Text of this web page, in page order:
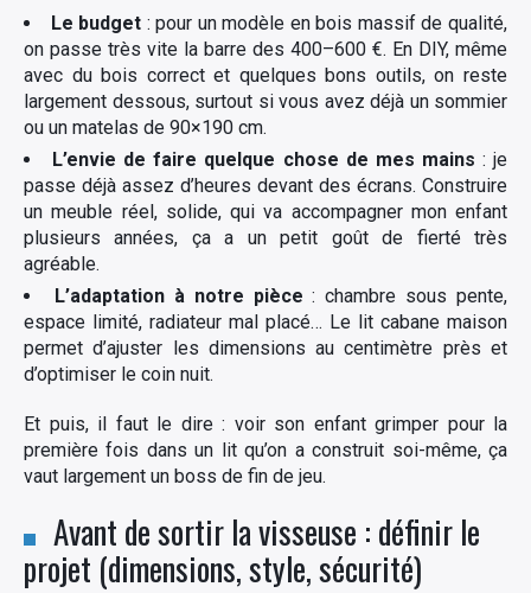
Le budget : pour un modèle en bois massif de qualité,
on passe très vite la barre des 400–600 €. En DIY, même
avec du bois correct et quelques bons outils, on reste
largement dessous, surtout si vous avez déjà un sommier
ou un matelas de 90×190 cm.
L’envie de faire quelque chose de mes mains : je
passe déjà assez d’heures devant des écrans. Construire
un meuble réel, solide, qui va accompagner mon enfant
plusieurs années, ça a un petit goût de fierté très
agréable.
L’adaptation à notre pièce : chambre sous pente,
espace limité, radiateur mal placé… Le lit cabane maison
permet d’ajuster les dimensions au centimètre près et
d’optimiser le coin nuit.
Et puis, il faut le dire : voir son enfant grimper pour la
première fois dans un lit qu’on a construit soi-même, ça
vaut largement un boss de fin de jeu.
Avant de sortir la visseuse : définir le
projet (dimensions, style, sécurité)